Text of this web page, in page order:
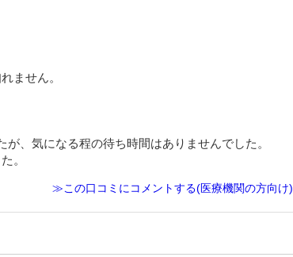
ません。
、気になる程の待ち時間はありませんでした。
。
≫この口コミにコメントする(医療機関の方向け)